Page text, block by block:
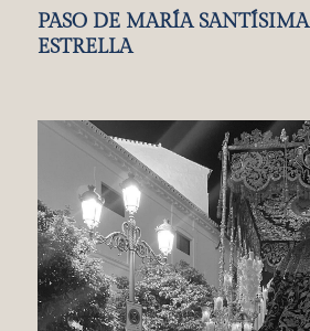
PASO DE MARÍA
ESTRELLA